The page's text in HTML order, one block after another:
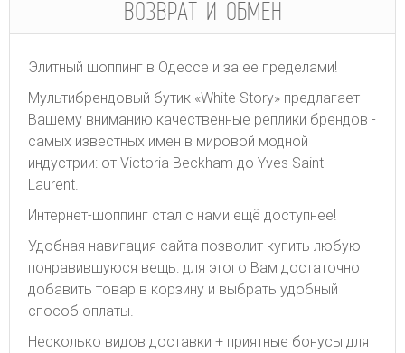
ВОЗВРАТ И ОБМЕН
Элитный шоппинг в Одессе и за ее пределами!
Мультибрендовый бутик «White Story» предлагает
Вашему вниманию качественные реплики брендов -
самых известных имен в мировой модной
индустрии: от Victoria Beckham до Yves Saint
Laurent.
Интернет-шоппинг стал с нами ещё доступнее!
Удобная навигация сайта позволит купить любую
понравившуюся вещь: для этого Вам достаточно
добавить товар в корзину и выбрать удобный
способ оплаты.
Несколько видов доставки + приятные бонусы для